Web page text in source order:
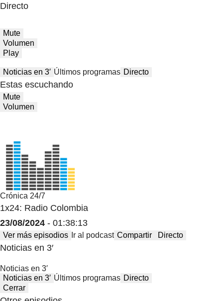
Directo
Mute
Volumen
Play
Noticias en 3′ Últimos programas Directo
Estas escuchando
Mute
Volumen
Crónica 24/7
1x24: Radio Colombia
23/08/2024 - 01:38:13
Ver más episodios Ir al podcast Compartir Directo
Noticias en 3′
Noticias en 3′
Noticias en 3′ Últimos programas Directo
Cerrar